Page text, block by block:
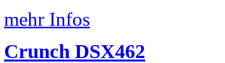
mehr Infos
Crunch DSX462